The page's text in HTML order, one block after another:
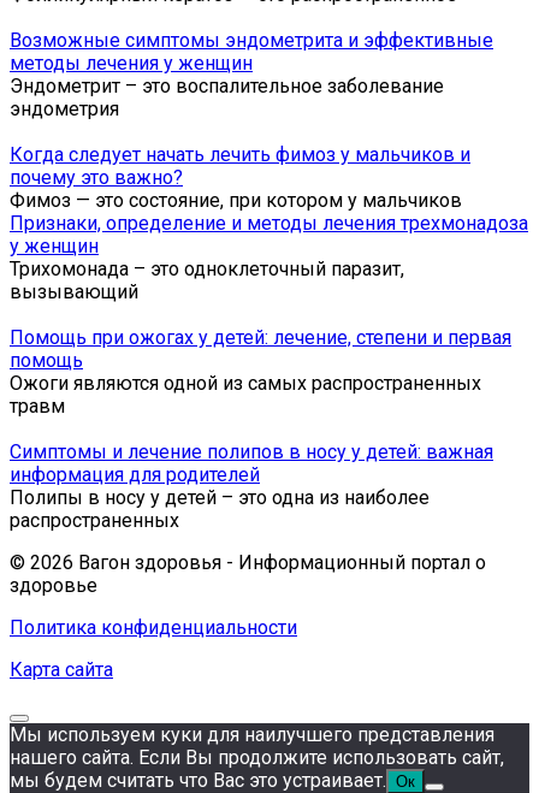
Возможные симптомы эндометрита и эффективные
методы лечения у женщин
Эндометрит – это воспалительное заболевание
эндометрия
Когда следует начать лечить фимоз у мальчиков и
почему это важно?
Фимоз — это состояние, при котором у мальчиков
Признаки, определение и методы лечения трехмонадоза
у женщин
Трихомонада – это одноклеточный паразит,
вызывающий
Помощь при ожогах у детей: лечение, степени и первая
помощь
Ожоги являются одной из самых распространенных
травм
Симптомы и лечение полипов в носу у детей: важная
информация для родителей
Полипы в носу у детей – это одна из наиболее
распространенных
© 2026 Вагон здоровья - Информационный портал о
здоровье
Политика конфиденциальности
Карта сайта
Мы используем куки для наилучшего представления
нашего сайта. Если Вы продолжите использовать сайт,
мы будем считать что Вас это устраивает. Ок